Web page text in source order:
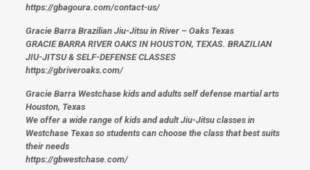
https://gbagoura.com/contact-us/
Gracie Barra Brazilian Jiu-Jitsu in River – Oaks Texas
GRACIE BARRA RIVER OAKS IN HOUSTON, TEXAS. BRAZILIAN
JIU-JITSU & SELF-DEFENSE CLASSES
https://gbriveroaks.com/
Gracie Barra Westchase kids and adults self defense martial arts
Houston, Texas
We offer a wide range of kids and adult Jiu-Jitsu classes in
Westchase Texas so students can choose the class that best suits
their needs
https://gbwestchase.com/